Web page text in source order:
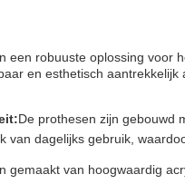
een robuuste oplossing voor
en esthetisch
De prothesen zijn gebouwd
van dagelijks gebruik,
gemaakt van hoogwaardig